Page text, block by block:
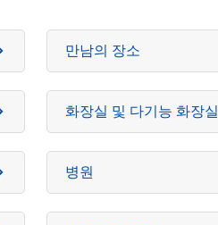
만남의 장소
화장실 및 다기능 화장실
병원